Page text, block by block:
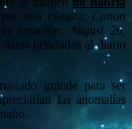
una cámara: Canon
creación: August 26,
brindados al diario
grande para ser
las anomalías